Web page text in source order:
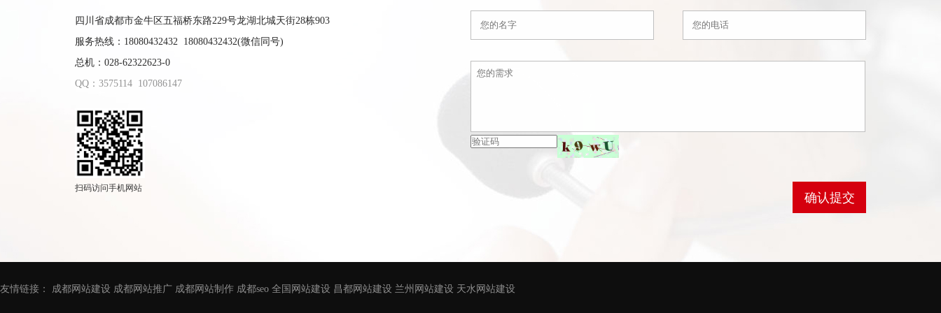
四川省成都市金牛区五福桥东路229号龙湖北城天街28栋903
服务热线：18080432432 18080432432(微信同号)
总机：028-62322623-0
QQ：3575114 107086147
扫码访问手机网站
友情链接： 成都网站建设 成都网站推广 成都网站制作 成都seo 全国网站建设 昌都网站建设 兰州网站建设 天水网站建设